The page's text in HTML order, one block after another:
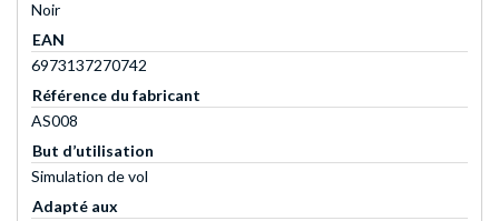
Noir
EAN
6973137270742
Référence du fabricant
AS008
But d’utilisation
Simulation de vol
Adapté aux